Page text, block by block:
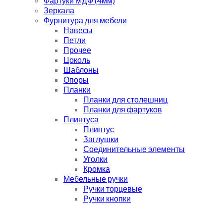
Зеркала
Фурнитура для мебели
Навесы
Петли
Прочее
Цоколь
Шаблоны
Опоры
Планки
Планки для столешниц
Планки для фартуков
Плинтуса
Плинтус
Заглушки
Соединительные элементы
Уголки
Кромка
Мебельные ручки
Ручки торцевые
Ручки кнопки